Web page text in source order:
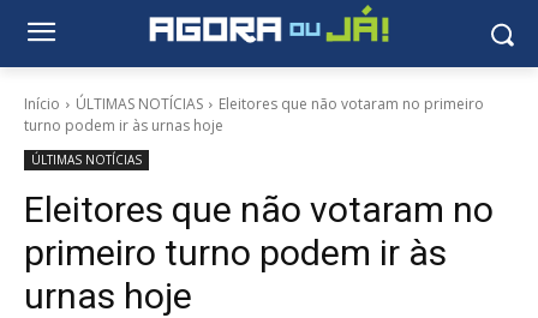
Início ÚLTIMAS NOTÍCIAS
Eleitores que não votaram no primeiro
turno podem ir às urnas hoje
ÚLTIMAS NOTÍCIAS
Eleitores que não votaram no
primeiro turno podem ir às
urnas hoje